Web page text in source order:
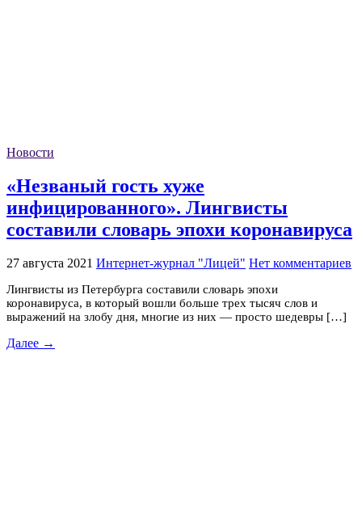
Новости
«Незваный гость хуже
инфицированного». Лингвисты
составили словарь эпохи коронавируса
27 августа 2021 Интернет-журнал "Лицей" Нет комментариев
Лингвисты из Петербурга составили словарь эпохи
коронавируса, в который вошли больше трех тысяч слов и
выражений на злобу дня, многие из них — просто шедевры […]
Далее →